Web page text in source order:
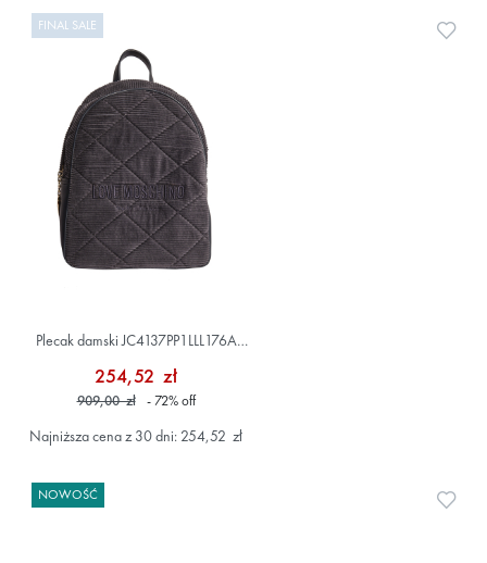
FINAL SALE
Plecak damski JC4137PP1LLL176A
254,52 zł
909,00 zł - 72%off
Najniższa cena z 30 dni: 254,52 zł
NOWOŚĆ